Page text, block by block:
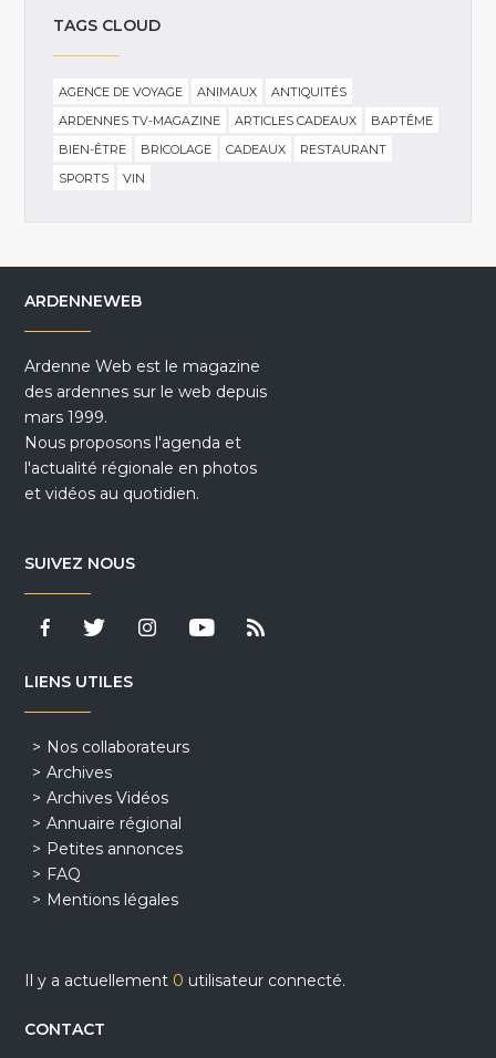
TAGS CLOUD
AGENCE DE VOYAGE ANIMAUX
ANTIQUITÉS
ARDENNES TV-MAGAZINE
ARTICLES CADEAUX
BAPTÊME
BIEN-ÊTRE
BRICOLAGE CADEAUX
RESTAURANT
SPORTS
VIN
ARDENNEWEB
Ardenne Web est le magazine
des ardennes sur le web depuis
mars 1999.
Nous proposons l'agenda et
l'actualité régionale en photos
et vidéos au quotidien.
SUIVEZ NOUS
LIENS UTILES
Nos collaborateurs
Archives
Archives Vidéos
Annuaire régional
Petites annonces
FAQ
Mentions légales
Il y a actuellement 0 utilisateur connecté.
CONTACT